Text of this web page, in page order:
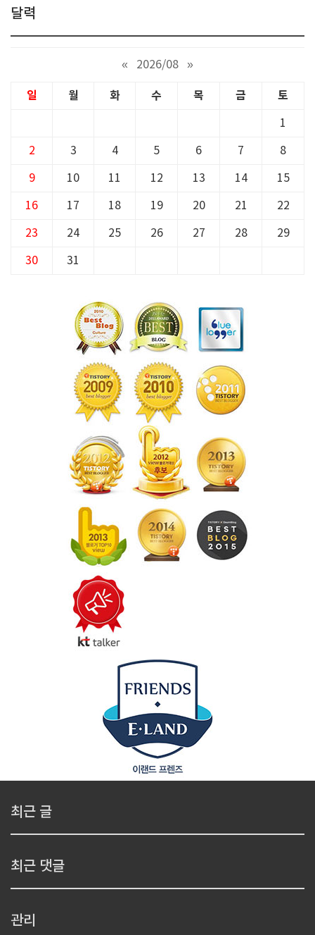
달력
« 2026/08 »
일 월 화 수 목 금 토
1
2 3 4 5 6 7 8
9 10 11 12 13 14 15
16 17 18 19 20 21 22
23 24 25 26 27 28 29
30 31
최근 글
최근 댓글
관리